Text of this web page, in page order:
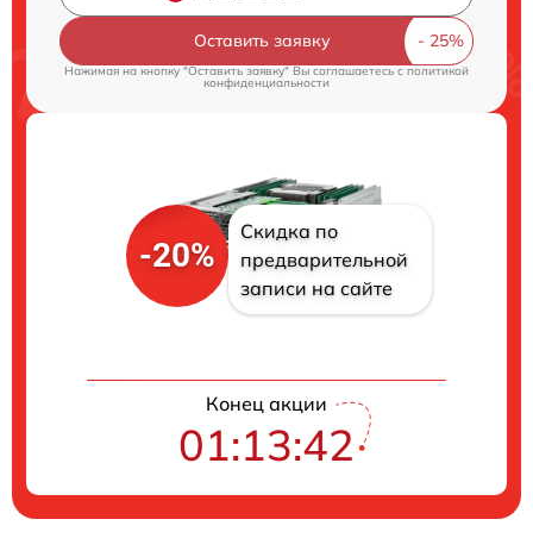
Оставить заявку
Нажимая на кнопку "Оставить заявку" Вы соглашаетесь cполитикой
конфиденциальности
-20%
Скидка по
предварительной
записи на сайте
Конец акции
01:13:41